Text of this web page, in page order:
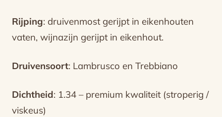
Rijping: druivenmost gerijpt in eikenhouten
vaten, wijnazijn gerijpt in eikenhout.
Druivensoort: Lambrusco en Trebbiano
Dichtheid: 1.34 – premium kwaliteit (stroperig /
viskeus)